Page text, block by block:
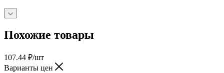
Похожие товары
107.44 ₽/шт
Варианты цен